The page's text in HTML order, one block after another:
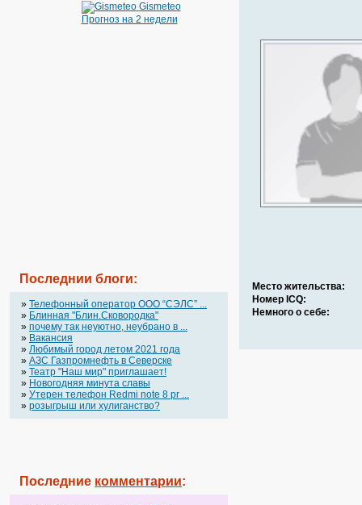
Gismeteo
Прогноз на 2 недели
Последнии блоги:
» Телефонный оператор OOO “СЭЛС” ...
» Блинная "Блин.Сковородка"
» почему так неуютно, неубрано в ...
» Вакансия
» Любимый город летом 2021 года
» АЗС Газпромнефть в Северске
» Театр "Наш мир" приглашает!
» Новогодняя минута славы
» Утерен телефон Redmi note 8 pr ...
» розыгрыш или хулиганство?
Последние комментарии:
Место жительства:
Номер ICQ:
Немного о себе: